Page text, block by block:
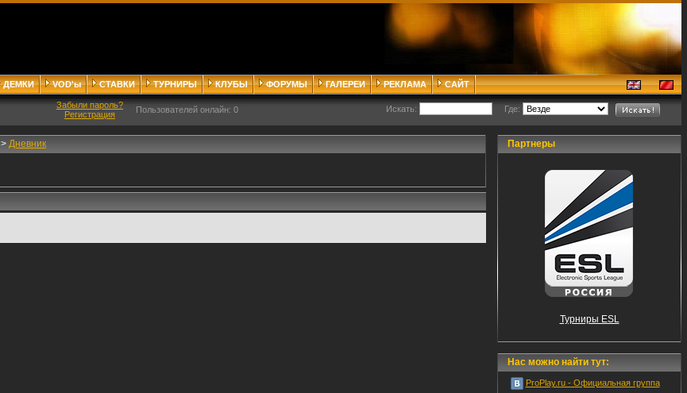
ДЕМКИ VOD'ы СТАВКИ ТУРНИРЫ КЛУБЫ ФОРУМЫ ГАЛЕРЕИ РЕКЛАМА САЙТ
Забыли пароль?
Регистрация
Пользователей онлайн: 0 Искать: Где:
> Дневник Партнеры
Турниры ESL
Нас можно найти тут:
ProPlay.ru - Официальная группа